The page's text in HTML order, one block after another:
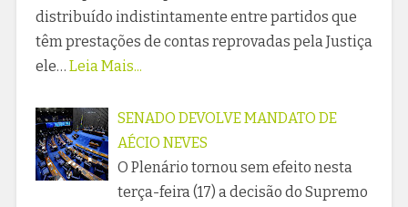
distribuído indistintamente entre partidos que
têm prestações de contas reprovadas pela Justiça
ele… Leia Mais...
SENADO DEVOLVE MANDATO DE
AÉCIO NEVES
O Plenário tornou sem efeito nesta
terça-feira (17) a decisão do Supremo